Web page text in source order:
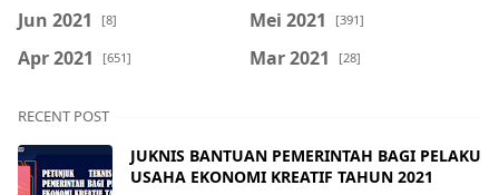
Jun 2021 [8] Mei 2021 [391]
Apr 2021 [651] Mar 2021 [28]
RECENT POST
JUKNIS BANTUAN PEMERINTAH BAGI PELAKU
USAHA EKONOMI KREATIF TAHUN 2021